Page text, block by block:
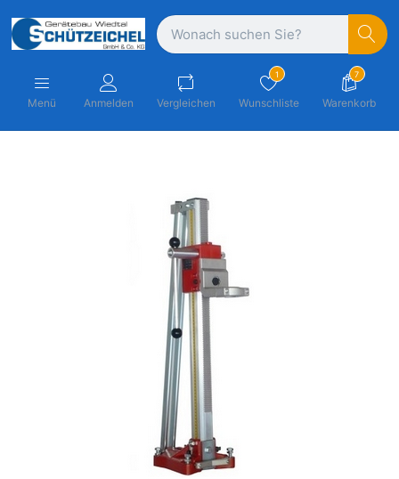
Menü Anmelden Vergleichen
1
Wunschliste
7
Warenkorb